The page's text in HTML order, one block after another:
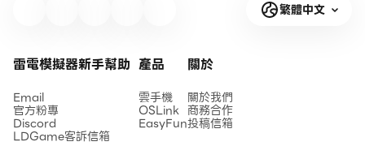
繁體中文
雷電模擬器新手幫助
Email
官方粉專
Discord
LDGame客訴信箱
產品
雲手機
OSLink
EasyFun
關於
關於我們
商務合作
投稿信箱